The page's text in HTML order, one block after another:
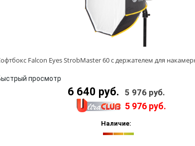
Falcon Eyes StrobMaster 60 с держателем для
просмотр
6 640 руб. 5 976 руб.
5 976 руб.
Наличие: